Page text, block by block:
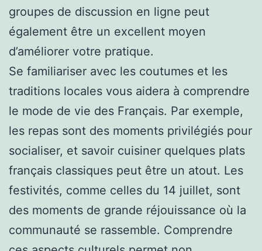
groupes de discussion en ligne peut
également être un excellent moyen
d’améliorer votre pratique.
Se familiariser avec les coutumes et les
traditions locales vous aidera à comprendre
le mode de vie des Français. Par exemple,
les repas sont des moments privilégiés pour
socialiser, et savoir cuisiner quelques plats
français classiques peut être un atout. Les
festivités, comme celles du 14 juillet, sont
des moments de grande réjouissance où la
communauté se rassemble. Comprendre